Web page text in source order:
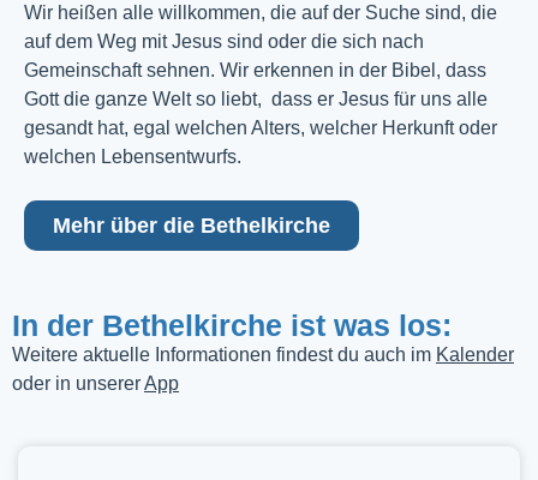
Wir heißen alle willkommen, die auf der Suche sind, die
auf dem Weg mit Jesus sind oder die sich nach
Gemeinschaft sehnen. Wir erkennen in der Bibel, dass
Gott die ganze Welt so liebt, dass er Jesus für uns alle
gesandt hat, egal welchen Alters, welcher Herkunft oder
welchen Lebensentwurfs.
Mehr über die Bethelkirche
In der Bethelkirche ist was los:
Weitere aktuelle Informationen findest du auch im Kalender
oder in unsererApp